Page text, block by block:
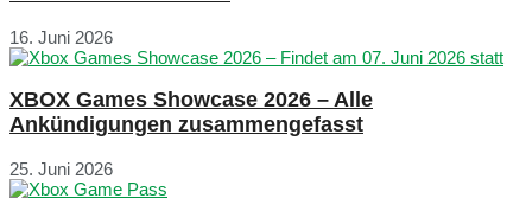
16. Juni 2026
XBOX Games Showcase 2026 – Alle
Ankündigungen zusammengefasst
25. Juni 2026